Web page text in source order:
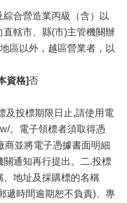
合營造業丙級（含）以
轄市、縣(市)主管機關辦
區以外，越區營業者，以
資格]否
及投標期限日止,請使用電
。電子領標者須取得憑
商並將電子憑據書面明細
通知再行提出。二.投標
地址及採購標的名稱
遞時間逾期恕不負責)、專